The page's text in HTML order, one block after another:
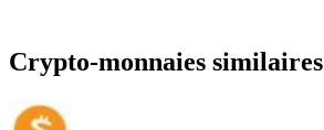
Crypto-monnaies similaires